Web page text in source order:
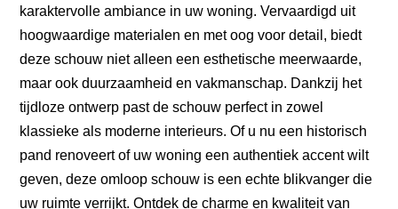
karaktervolle ambiance in uw woning. Vervaardigd uit
hoogwaardige materialen en met oog voor detail, biedt
deze schouw niet alleen een esthetische meerwaarde,
maar ook duurzaamheid en vakmanschap. Dankzij het
tijdloze ontwerp past de schouw perfect in zowel
klassieke als moderne interieurs. Of u nu een historisch
pand renoveert of uw woning een authentiek accent wilt
geven, deze omloop schouw is een echte blikvanger die
uw ruimte verrijkt. Ontdek de charme en kwaliteit van